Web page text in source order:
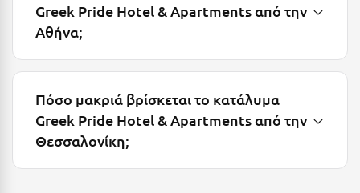
Τζουμέρκα
Τολό
Τριζόνια Φωκίδος
Τρίκαλα
Τρίκαλα Κορινθίας
Greek Pride Hotel & Apartments από την
Αθήνα;
Πόσο μακριά βρίσκεται το κατάλυμα
Greek Pride Hotel & Apartments από την
Θεσσαλονίκη;